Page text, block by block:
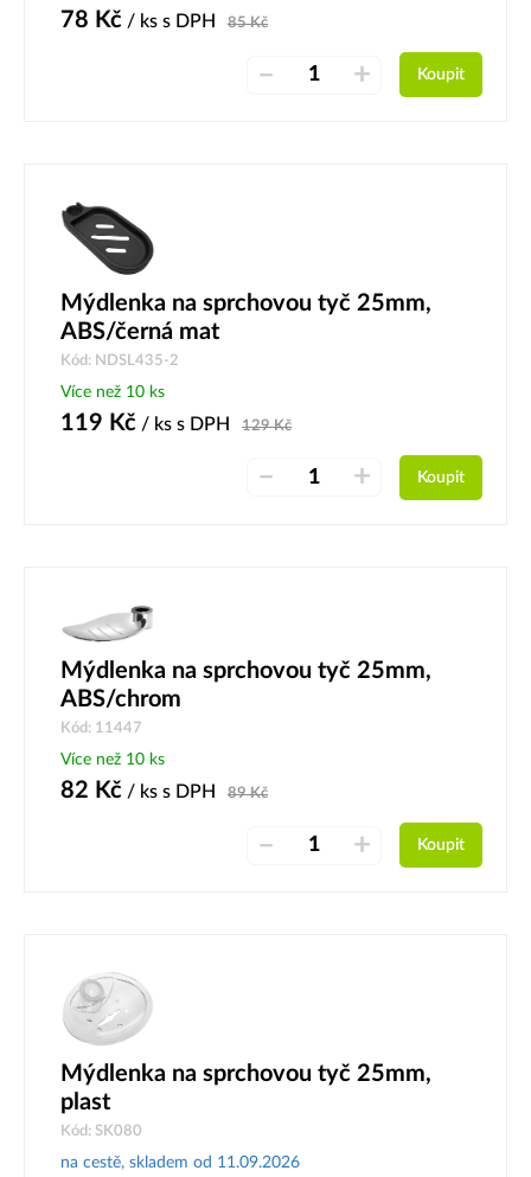
78 Kč / ks s DPH 85Kč
– + Koupit
Mýdlenka na sprchovou tyč 25mm,
ABS/černá mat
Kód: NDSL435-2
Více než 10 ks
119 Kč / ks s DPH 129Kč
– + Koupit
Mýdlenka na sprchovou tyč 25mm,
ABS/chrom
Kód: 11447
Více než 10 ks
82 Kč / ks s DPH 89Kč
– + Koupit
Mýdlenka na sprchovou tyč 25mm,
plast
Kód: SK080
na cestě, skladem od 11.09.2026